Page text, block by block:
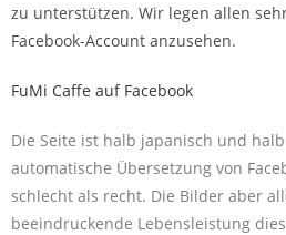
zu unterstützen. Wir legen allen
Facebook-Account anzusehen.
FuMi Caffe auf Facebook
Die Seite ist halb japanisch und
automatische Übersetzung von
schlecht als recht. Die Bilder aber
beeindruckende Lebensleistung